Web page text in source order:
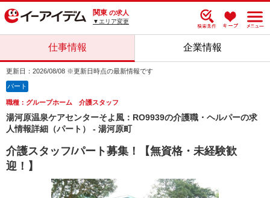
関東 の求人
▼エリア変更
仕事情報 企業情報
更新日：2026/08/08 ※更新日時点の最新情報です
パート
職種：グループホーム 介護スタッフ
湯河原温泉ケアセンターそよ風：RO9939の介護職・ヘルパーの求
人情報詳細（パート） - 湯河原町
介護スタッフ/パート募集！【無資格・未経験歓
迎！】